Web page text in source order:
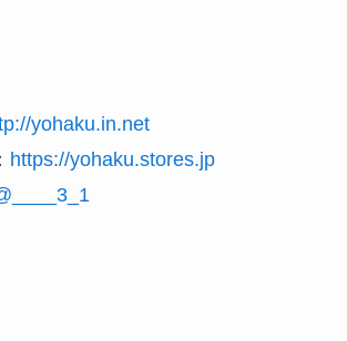
yohaku.in.net
https://yohaku.stores.jp